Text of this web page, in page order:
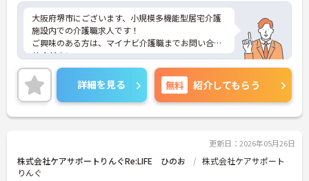
大阪府堺市にございます、小規模多機能型居宅介護
施設内での介護職求人です！
ご興味のある方は、マイナビ介護職までお問い合わ
せください。
詳細を見る 無料 紹介してもらう
更新日：2026年05月26日
株式会社ケアサポートりんぐRe:LIFE ひのお
株式会社ケアサポート
りんぐ